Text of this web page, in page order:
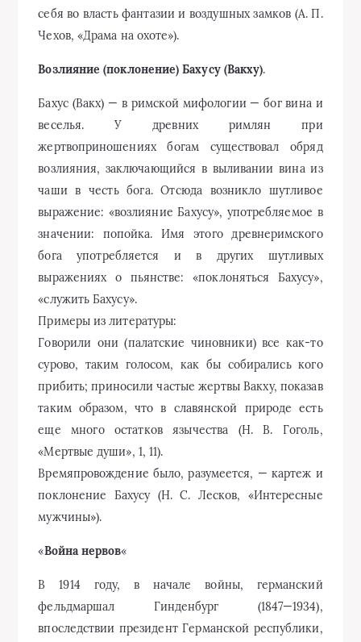
себя во власть фантазии и воздушных замков (А. П.
Чехов, «Драма на охоте»).
Возлияние (поклонение) Бахусу (Вакху).
Бахус (Вакх) — в римской мифологии — бог вина и
веселья. У древних римлян при
жертвоприношениях богам существовал обряд
возлияния, заключающийся в выливании вина из
чаши в честь бога. Отсюда возникло шутливое
выражение: «возлияние Бахусу», употребляемое в
значении: попойка. Имя этого древнеримского
бога употребляется и в других шутливых
выражениях о пьянстве: «поклоняться Бахусу»,
«служить Бахусу».
Примеры из литературы:
Говорили они (палатские чиновники) все как-то
сурово, таким голосом, как бы собирались кого
прибить; приносили частые жертвы Вакху, показав
таким образом, что в славянской природе есть
еще много остатков язычества (Н. В. Гоголь,
«Мертвые души», 1, 11).
Времяпровождение было, разумеется, — картеж и
поклонение Бахусу (Н. С. Лесков, «Интересные
мужчины»).
«Война нервов«
В 1914 году, в начале войны, германский
фельдмаршал Гинденбург (1847—1934),
впоследствии президент Германской республики,